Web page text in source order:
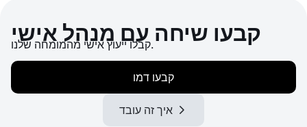
קבעו שיחה עם מנהל אישי
קבלו ייעוץ אישי מהמומחה שלנו.
קבעו דמו
איך זה עובד